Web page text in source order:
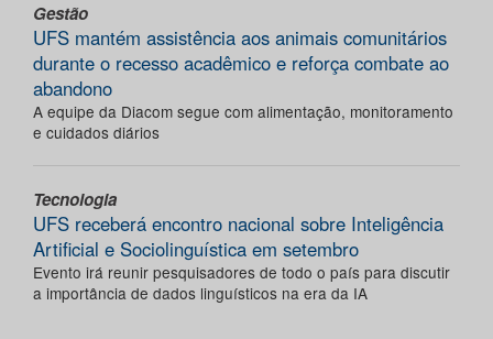
Gestão
UFS mantém assistência aos animais comunitários
durante o recesso acadêmico e reforça combate ao
abandono
A equipe da Diacom segue com alimentação, monitoramento
e cuidados diários
Tecnologia
UFS receberá encontro nacional sobre Inteligência
Artificial e Sociolinguística em setembro
Evento irá reunir pesquisadores de todo o país para discutir
a importância de dados linguísticos na era da IA